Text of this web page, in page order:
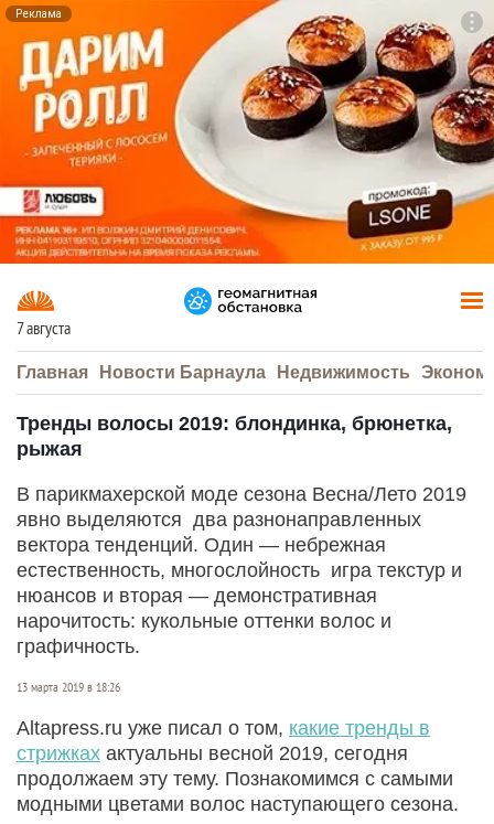
Реклама
7 августа
Главная Новости Барнаула Недвижимость
Тренды волосы 2019: блондинка, брюнетка,
рыжая
В парикмахерской моде сезона Весна/Лето 2019
явно выделяются два разнонаправленных
вектора тенденций. Один — небрежная
естественность, многослойность игра текстур и
нюансов и вторая — демонстративная
нарочитость: кукольные оттенки волос и
графичность.
13 марта 2019 в 18:26
Аltapress.ru уже писал о том, какие тренды в
стрижках актуальны весной 2019, сегодня
продолжаем эту тему. Познакомимся с самыми
модными цветами волос наступающего сезона.